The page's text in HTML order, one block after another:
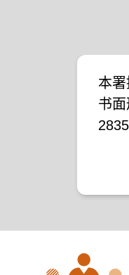
本
书
二
二
二